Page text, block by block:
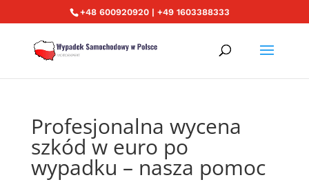
+48 600920920 | +49 1603388333
Profesjonalna wycena
szkód w euro po
wypadku – nasza pomoc